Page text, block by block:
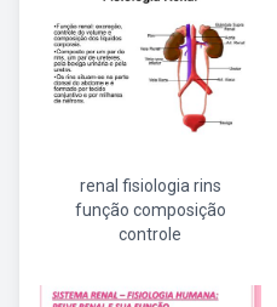
renal fisiologia rins
função composição
controle